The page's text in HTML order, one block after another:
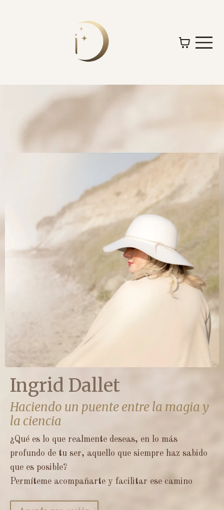
Ingrid Dallet
Haciendo un puente entre la magia y
la ciencia
¿Qué es lo que realmente deseas, en lo más
profundo de tu ser, aquello que siempre haz sabido
que es posible?
Permíteme acompañarte y facilitar ese camino